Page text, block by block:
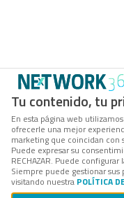
Tu contenido, tu
En esta página web
ofrecerle una mejor
marketing que coincidan con
Puede expresar su
RECHAZAR. Puede
Siempre puede gestionar
visitando nuestra POLÍTICA